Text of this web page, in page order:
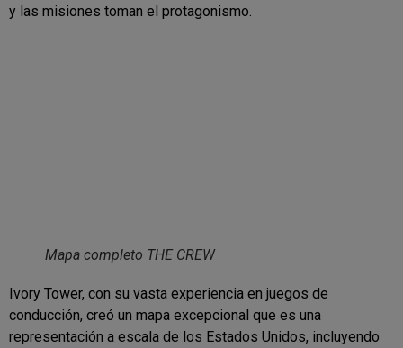
y las misiones toman el protagonismo.
Mapa completo THE CREW
Ivory Tower, con su vasta experiencia en juegos de
conducción, creó un mapa excepcional que es una
representación a escala de los Estados Unidos, incluyendo